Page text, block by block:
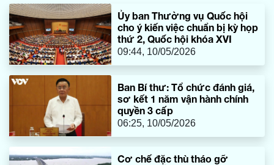
phường Đồng Hới và lễ chào cờ phát động “Tuần lễ cao
điểm Thanh niên làm theo lời Bác”.Ủy ban Thường vụ Quốc hội
cho ý kiến việc chuẩn bị kỳ họp
thứ 2, Quốc hội khóa XVI
09:44, 10/05/2026
Ban Bí thư: Tổ chức đánh giá,
sơ kết 1 năm vận hành chính
quyền 3 cấp
06:25, 10/05/2026
Cơ chế đặc thù tháo gỡ